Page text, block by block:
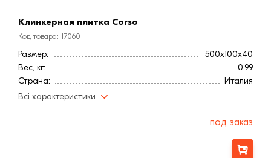
Клинкерная плитка Corso
Код товара: 17060
Размер:
500х100х40
Вес, кг:
0,99
Страна:
Италия
Цвет
40
100
Всі характеристики
под заказ
Заказать